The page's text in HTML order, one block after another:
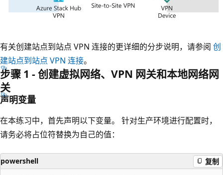
有关创建站点到站点 VPN 连接的更详细的分步说明，请参阅 创
建站点到站点 VPN 连接。
步骤 1 - 创建虚拟网络、VPN 网关和本地网络网
关
声明变量
在本练习中，首先声明以下变量。 针对生产环境进行配置时，
请务必将占位符替换为自己的值：
powershell 复制